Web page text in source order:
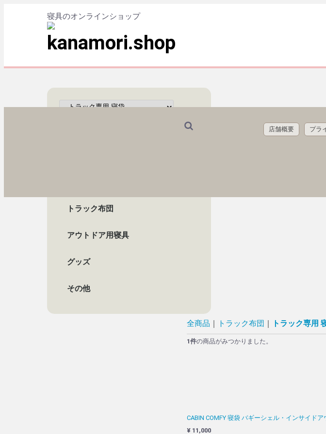
寝具のオンラインショップ
トラック布団
アウトドア用寝具
グッズ
その他
全商品 トラック布団 トラック専用
1件の商品がみつかりました。
CABIN COMFY 寝袋 バギーシェル・インサイドア
¥ 11,000
店舗概要 プラ